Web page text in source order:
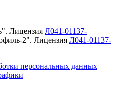
Лицензия Л041-01137-
2". Лицензия Л041-01137-
персональных данных |